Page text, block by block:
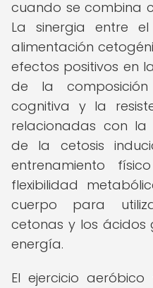
cuando se combina
La sinergia entre
alimentación
efectos positivos en
de la
cognitiva y la
relacionadas con la
de la cetosis
entrenamiento
flexibilidad
cuerpo para
cetonas y los ácidos
energía.
El ejercicio